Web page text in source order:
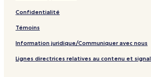
s
4
7
:
g
Confidentialité
Témoins
Information juridique/Communiquer avec nous
Lignes directrices relatives au contenu et